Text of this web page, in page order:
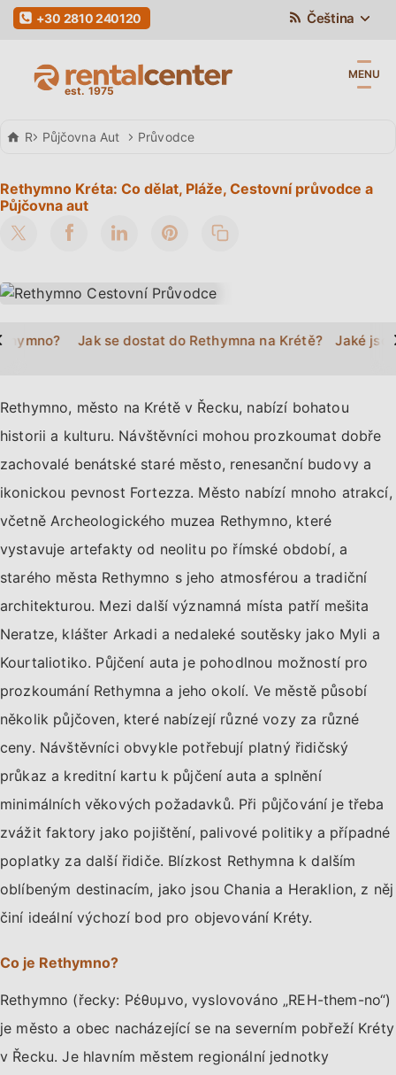
Čeština
+30 2810 240120
MENU
Rental Center Crete
Půjčovna Aut Průvodce
Rethymno Kréta: Co dělat, Pláže, Cestovní průvodce a
Půjčovna aut
Jak se dostat do Rethymna na Krétě? Jaké
Rethymno, město na Krétě v Řecku, nabízí bohatou
historii a kulturu. Návštěvníci mohou prozkoumat dobře
zachovalé benátské staré město, renesanční budovy a
ikonickou pevnost Fortezza. Město nabízí mnoho atrakcí,
včetně Archeologického muzea Rethymno, které
vystavuje artefakty od neolitu po římské období, a
starého města Rethymno s jeho atmosférou a tradiční
architekturou. Mezi další významná místa patří mešita
Neratze, klášter Arkadi a nedaleké soutěsky jako Myli a
Kourtaliotiko. Půjčení auta je pohodlnou možností pro
prozkoumání Rethymna a jeho okolí. Ve městě působí
několik půjčoven, které nabízejí různé vozy za různé
ceny. Návštěvníci obvykle potřebují platný řidičský
průkaz a kreditní kartu k půjčení auta a splnění
minimálních věkových požadavků. Při půjčování je třeba
zvážit faktory jako pojištění, palivové politiky a případné
poplatky za další řidiče. Blízkost Rethymna k dalším
oblíbeným destinacím, jako jsou Chania a Heraklion, z něj
činí ideální výchozí bod pro objevování Kréty.
Co je Rethymno?
Rethymno (řecky: Ρέθυμνο, vyslovováno „REH-them-no“)
je město a obec nacházející se na severním pobřeží Kréty
v Řecku. Je hlavním městem regionální jednotky